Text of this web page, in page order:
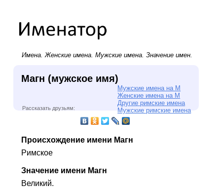
Имена.Женские имена. Мужские имена. Значение имен.
Магн (мужское имя)
Мужские имена на М
Женские имена на М
Другие римские имена
Мужские римские имена
Рассказать друзьям:
Происхождение имени Магн
Римское
Значение имени Магн
Великий.